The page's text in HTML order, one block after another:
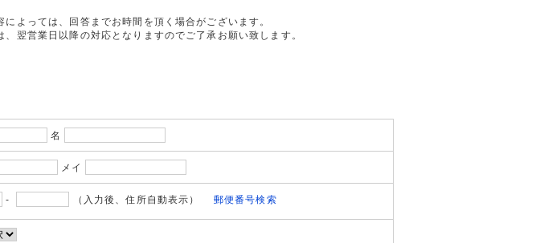
によっては、回答までお時間を頂く場合がございます。
、翌営業日以降の対応となりますのでご了承お願い致します。
名
メイ
- （入力後、住所自動表示） 郵便番号検索